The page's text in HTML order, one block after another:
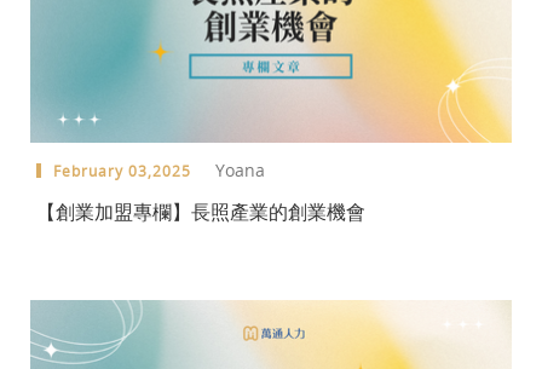
February 03,2025 Yoana
【創業加盟專欄】長照產業的創業機會